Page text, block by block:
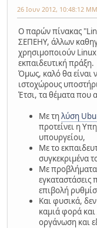
26 Ιουν 2012, 10:48:12 ΜΜ
Ο παρών πίνακας
ΣΕΠΕΗΥ, άλλων
χρησιμοποιούν
εκπαιδευτική πράξη.
Όμως, καλό θα είναι
ιστοχώρους
Έτσι, τα θέματα που
Με τηλύση
προτείνει η
υπουργείου,
Με το
συγκεκριμένα
Με προβλήματα
εγκαταστάσεις
επιβολή
Και φυσικά,
καμιά φορά και
οργάνωση και